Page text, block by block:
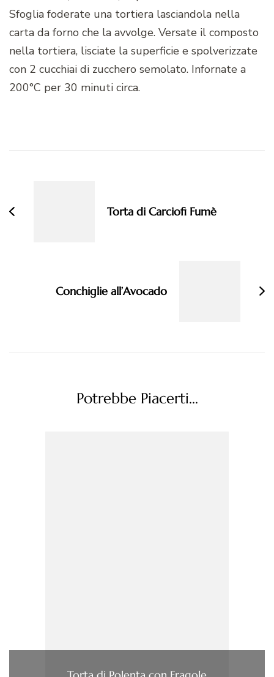
Sfoglia foderate una tortiera lasciandola nella
carta da forno che la avvolge. Versate il composto
nella tortiera, lisciate la superficie e spolverizzate
con 2 cucchiai di zucchero semolato. Infornate a
200°C per 30 minuti circa.
Torta di Carciofi Fumè
Conchiglie all’Avocado
Potrebbe Piacerti...